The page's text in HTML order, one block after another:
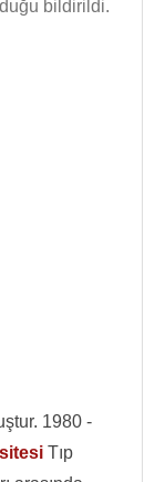
bildirildi.
1980 -
Tıp